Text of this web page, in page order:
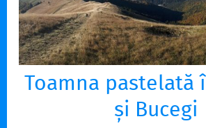
Toamna pastelată
și Bucegi